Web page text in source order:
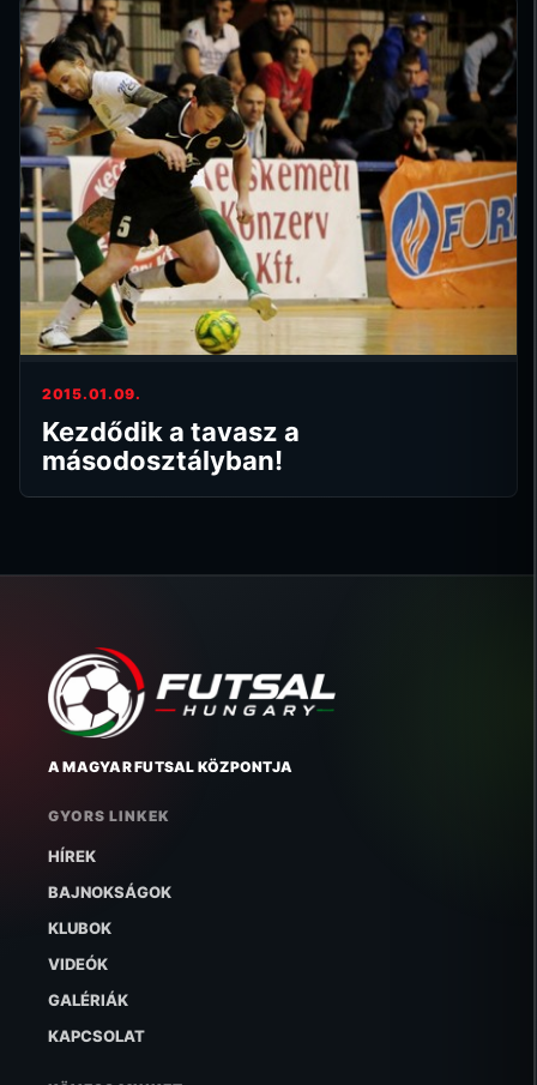
2015.01.09.
Kezdődik a tavasz a
másodosztályban!
A MAGYAR FUTSAL KÖZPONTJA
GYORS LINKEK
HÍREK
BAJNOKSÁGOK
KLUBOK
VIDEÓK
GALÉRIÁK
KAPCSOLAT